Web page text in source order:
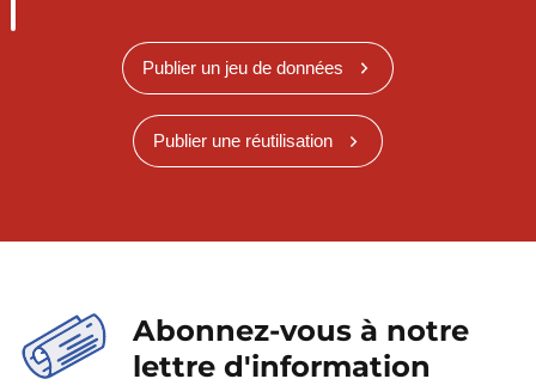
Publier un jeu de données
Publier une réutilisation
Abonnez-vous à notre
lettre d'information